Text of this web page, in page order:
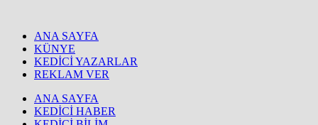
ANA SAYFA
KÜNYE
KEDİCİ YAZARLAR
REKLAM VER
ANA SAYFA
KEDİCİ HABER